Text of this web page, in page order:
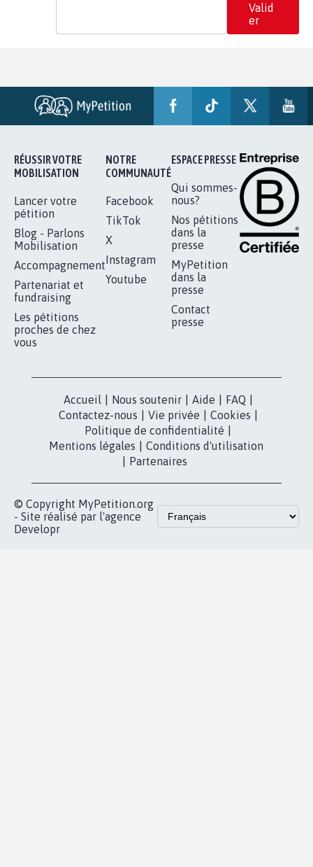
Valid
er
RÉUSSIR VOTRE
MOBILISATION
Lancer votre
pétition
Blog - Parlons
Mobilisation
Accompagnement
Partenariat et
fundraising
Les pétitions
proches de chez
vous
NOTRE
COMMUNAUTÉ
Facebook
TikTok
X
Instagram
Youtube
ESPACE PRESSE
Qui sommes-
nous?
Nos pétitions
dans la
presse
MyPetition
dans la
presse
Contact
presse
Accueil Nous soutenir Aide FAQ
Contactez-nous
Vie privée Cookies
Politique de confidentialité
Mentions légales
Conditions d'utilisation
Partenaires
© Copyright MyPetition.org
- Site réalisé par l'agence
Developr